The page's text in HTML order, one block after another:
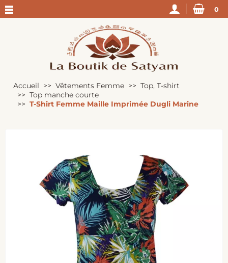
0
Accueil Vêtements Femme
Top, T-shirt
Top manche courte
T-Shirt Femme Maille Imprimée Dugli Marine